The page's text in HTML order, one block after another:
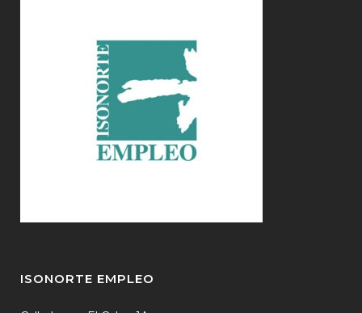
ISONORTE EMPLEO